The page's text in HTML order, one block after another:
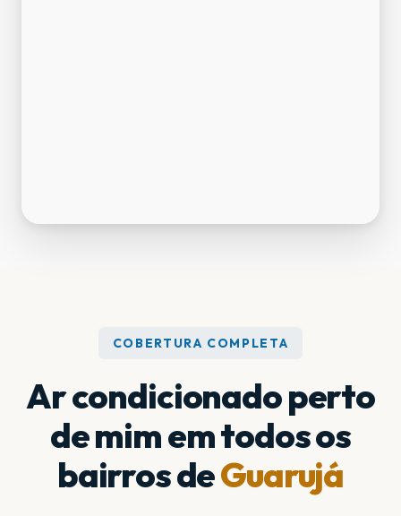
COBERTURA COMPLETA
Ar condicionado perto
de mim em todos os
bairros deGuarujá